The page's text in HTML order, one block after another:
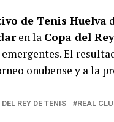
de Tenis Huelva
en la Copa del
El
onubense y a la
REY DE TENIS REAL